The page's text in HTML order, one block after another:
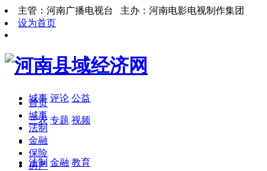
主管：河南广播电视台 主办：河南电影电视制作集团
设为首页
城事 评论 公益
三农 专题 视频
法制 金融 教育
首页
城事
法制
金融
保险
房产